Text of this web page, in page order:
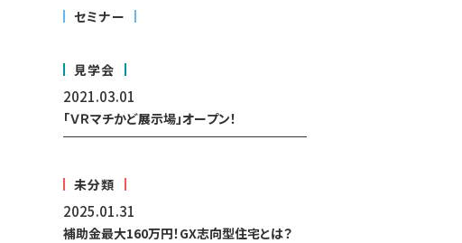
セミナー
見学会
2021.03.01
「ＶＲマチかど展示場」オープン！
未分類
2025.01.31
補助金最大160万円！GX志向型住宅とは？